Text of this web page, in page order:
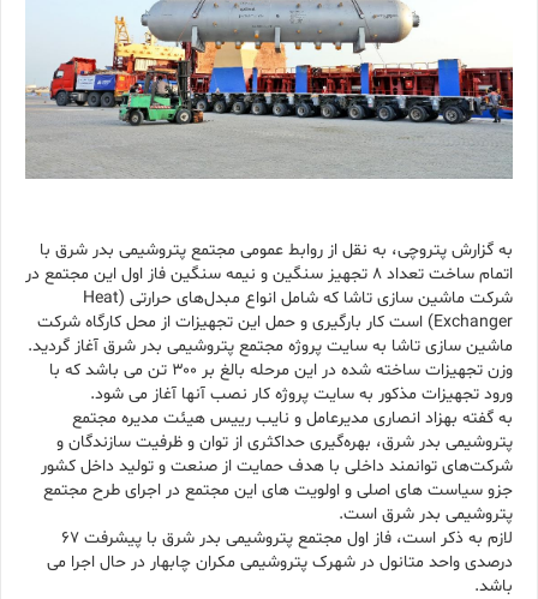
به گزارش پتروچی، به نقل از روابط عمومی مجتمع پتروشیمی بدر شرق با
اتمام ساخت تعداد ۸ تجهیز سنگین و نیمه سنگین فاز اول این مجتمع در
شرکت ماشین سازی تاشا که شامل انواع مبدل‌های حرارتی (Heat
Exchanger) است کار بارگیری و حمل این تجهیزات از محل کارگاه شرکت
ماشین سازی تاشا به سایت پروژه مجتمع پتروشیمی بدر شرق آغاز گردید.
وزن تجهیزات ساخته شده در این مرحله بالغ بر ۳۰۰ تن می باشد که با
ورود تجهیزات مذکور به سایت پروژه کار نصب آنها آغاز می شود.
به گفته بهزاد انصاری مدیرعامل و نایب رییس هیئت مدیره مجتمع
پتروشیمی بدر شرق، بهره‌گیری حداکثری از توان و ظرفیت سازندگان و
شرکت‌های توانمند داخلی با هدف حمایت از صنعت و تولید داخل کشور
جزو سیاست های اصلی و اولویت های این مجتمع در اجرای طرح مجتمع
پتروشیمی بدر شرق است.
لازم به ذکر است، فاز اول مجتمع پتروشیمی بدر شرق با پیشرفت ۶۷
درصدی واحد متانول در شهرک پتروشیمی مکران چابهار در حال اجرا می
باشد.